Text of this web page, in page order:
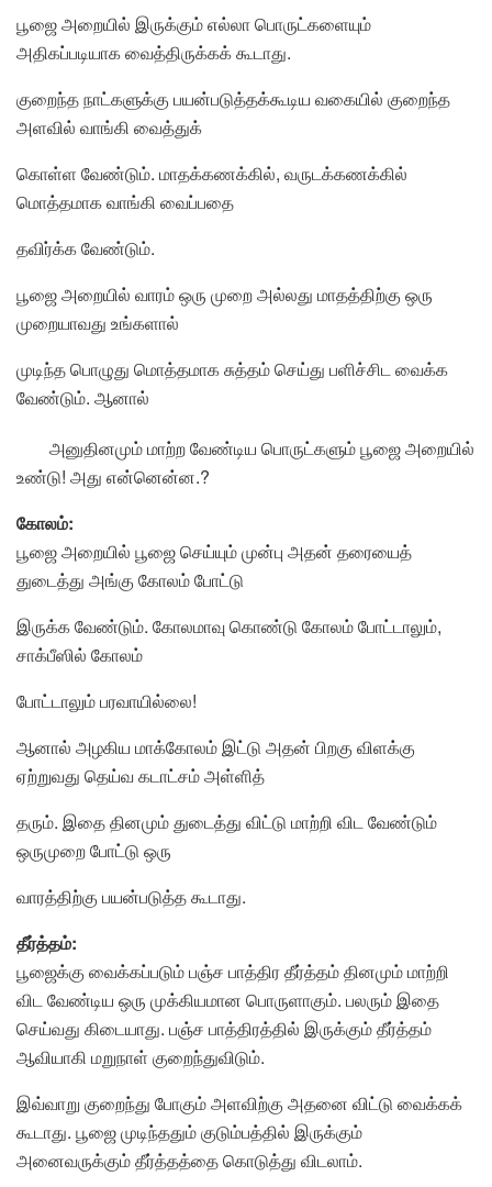
பூஜை அறையில் இருக்கும் எல்லா பொருட்களையும்
அதிகப்படியாக வைத்திருக்கக் கூடாது.
குறைந்த நாட்களுக்கு பயன்படுத்தக்கூடிய வகையில் குறைந்த
அளவில் வாங்கி வைத்துக்
கொள்ள வேண்டும். மாதக்கணக்கில், வருடக்கணக்கில்
மொத்தமாக வாங்கி வைப்பதை
தவிர்க்க வேண்டும்.
பூஜை அறையில் வாரம் ஒரு முறை அல்லது மாதத்திற்கு ஒரு
முறையாவது உங்களால்
முடிந்த பொழுது மொத்தமாக சுத்தம் செய்து பளிச்சிட வைக்க
வேண்டும். ஆனால்
அனுதினமும் மாற்ற வேண்டிய பொருட்களும் பூஜை அறையில்
உண்டு! அது என்னென்ன.?
கோலம்:
பூஜை அறையில் பூஜை செய்யும் முன்பு அதன் தரையைத்
துடைத்து அங்கு கோலம் போட்டு
இருக்க வேண்டும். கோலமாவு கொண்டு கோலம் போட்டாலும்,
சாக்பீஸில் கோலம்
போட்டாலும் பரவாயில்லை!
ஆனால் அழகிய மாக்கோலம் இட்டு அதன் பிறகு விளக்கு
ஏற்றுவது தெய்வ கடாட்சம் அள்ளித்
தரும். இதை தினமும் துடைத்து விட்டு மாற்றி விட வேண்டும்
ஒருமுறை போட்டு ஒரு
வாரத்திற்கு பயன்படுத்த கூடாது.
தீர்த்தம்:
பூஜைக்கு வைக்கப்படும் பஞ்ச பாத்திர தீர்த்தம் தினமும் மாற்றி
விட வேண்டிய ஒரு முக்கியமான பொருளாகும். பலரும் இதை
செய்வது கிடையாது. பஞ்ச பாத்திரத்தில் இருக்கும் தீர்த்தம்
ஆவியாகி மறுநாள் குறைந்துவிடும்.
இவ்வாறு குறைந்து போகும் அளவிற்கு அதனை விட்டு வைக்கக்
கூடாது. பூஜை முடிந்ததும் குடும்பத்தில் இருக்கும்
அனைவருக்கும் தீர்த்தத்தை கொடுத்து விடலாம்.